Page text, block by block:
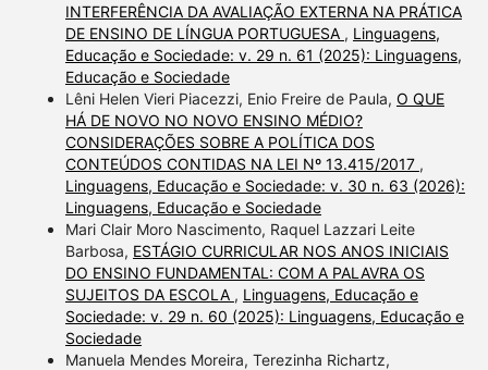
INTERFERÊNCIA DA AVALIAÇÃO EXTERNA NA PRÁTICA
DE ENSINO DE LÍNGUA PORTUGUESA , Linguagens,
Educação e Sociedade: v. 29 n. 61 (2025): Linguagens,
Educação e Sociedade
Lêni Helen Vieri Piacezzi, Enio Freire de Paula, O QUE
HÁ DE NOVO NO NOVO ENSINO MÉDIO?
CONSIDERAÇÕES SOBRE A POLÍTICA DOS
CONTEÚDOS CONTIDAS NA LEI Nº 13.415/2017 ,
Linguagens, Educação e Sociedade: v. 30 n. 63 (2026):
Linguagens, Educação e Sociedade
Mari Clair Moro Nascimento, Raquel Lazzari Leite
Barbosa, ESTÁGIO CURRICULAR NOS ANOS INICIAIS
DO ENSINO FUNDAMENTAL: COM A PALAVRA OS
SUJEITOS DA ESCOLA , Linguagens, Educação e
Sociedade: v. 29 n. 60 (2025): Linguagens, Educação e
Sociedade
Manuela Mendes Moreira, Terezinha Richartz,